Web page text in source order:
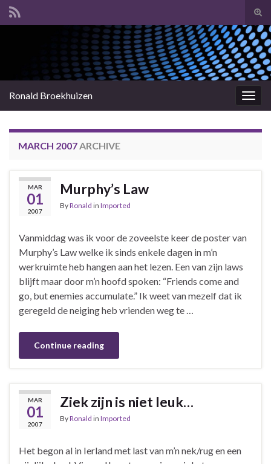
Search for:
Ronald Broekhuizen
MARCH 2007ARCHIVE
MAR
01
2007
Murphy’s Law
ByRonald in Imported
Vanmiddag was ik voor de zoveelste keer de poster van
Murphy’s Law welke ik sinds enkele dagen in m’n
werkruimte heb hangen aan het lezen. Een van zijn laws
blijft maar door m’n hoofd spoken: “Friends come and
go, but enemies accumulate.” Ik weet van mezelf dat ik
geregeld de neiging heb vrienden weg te …
Continue reading
MAR
01
2007
Ziek zijn is niet leuk…
ByRonald in Imported
Het begon al in Ierland met last van m’n nek/rug en een